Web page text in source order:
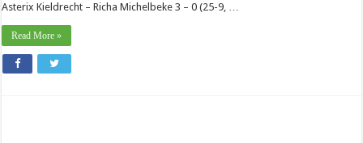
Asterix Kieldrecht – Richa Michelbeke 3 – 0 (25-9, …
Read More »